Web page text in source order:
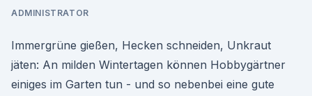
ADMINISTRATOR
Immergrüne gießen, Hecken schneiden, Unkraut
jäten: An milden Wintertagen können Hobbygärtner
einiges im Garten tun - und so nebenbei eine gute